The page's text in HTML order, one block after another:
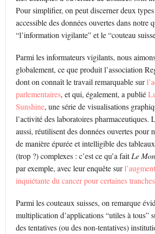
Pour simplifier, on peut discerner deux
accessible des données ouvertes dans notre
“l’information vigilante” et le “couteau
Parmi les informateurs vigilants, nous
globalement, ce que produit l’association
dont on connaît le travail remarquable sur
parlementaires, et qui, également, a publié
Sunshine, une série de visualisations
l’activité des laboratoires pharmaceutiques.
aussi, réutilisent des données ouvertes pour
de manière épurée et intelligible des
(trop ?) complexes : c’est ce qu’a faitLe
par exemple, avec leur enquête sur
inquiétante du cancer pour certaines
Parmi les couteaux suisses, on remarque
multiplication d’applications “utiles à tous”
des tentatives (ou des non-tentatives)